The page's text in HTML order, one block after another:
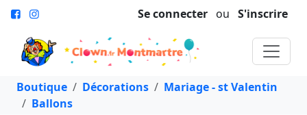
Se connecter ou S'inscrire
Boutique Décorations
Mariage - st Valentin
Ballons